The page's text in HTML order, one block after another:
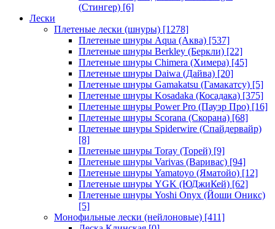
(Стингер) [6]
Лески
Плетеные лески (шнуры) [1278]
Плетеные шнуры Aqua (Аква) [537]
Плетеные шнуры Berkley (Беркли) [22]
Плетеные шнуры Chimera (Химера) [45]
Плетеные шнуры Daiwa (Дайва) [20]
Плетеные шнуры Gamakatsu (Гамакатсу) [5]
Плетеные шнуры Kosadaka (Косадака) [375]
Плетеные шнуры Power Pro (Пауэр Про) [16]
Плетеные шнуры Scorana (Скорана) [68]
Плетеные шнуры Spiderwire (Спайдервайр)
[8]
Плетеные шнуры Toray (Торей) [9]
Плетеные шнуры Varivas (Варивас) [94]
Плетеные шнуры Yamatoyo (Яматойо) [12]
Плетеные шнуры YGK (ЮДжиКей) [62]
Плетеные шнуры Yoshi Onyx (Йоши Оникс)
[5]
Монофильные лески (нейлоновые) [411]